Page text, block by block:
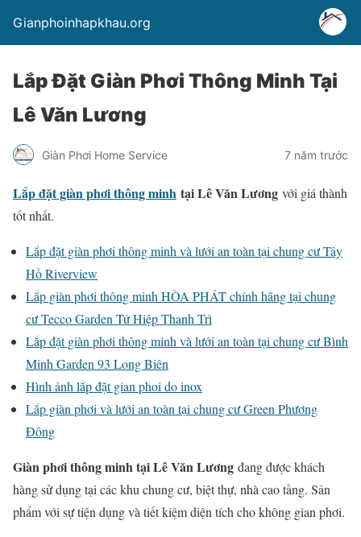
Gianphoinhapkhau.org
Lắp Đặt Giàn Phơi Thông Minh Tại
Lê Văn Lương
Giàn Phơi Home Service 7 năm trước
Lắp đặt giàn phơi thông minh tại Lê Văn Lương với giá thành
tốt nhất.
Lắp đặt giàn phơi thông minh và lưới an toàn tại chung cư Tây
Hồ Riverview
Lắp giàn phơi thông minh HÒA PHÁT chính hãng tại chung
cư Tecco Garden Tứ Hiệp Thanh Trì
Lắp đặt giàn phơi thông minh và lưới an toàn tại chung cư Bình
Minh Garden 93 Long Biên
Hình ảnh lắp đặt gian phoi do inox
Lắp giàn phơi và lưới an toàn tại chung cư Green Phương
Đông
Giàn phơi thông minh tại Lê Văn Lương đang được khách
hàng sử dụng tại các khu chung cư, biệt thự, nhà cao tầng. Sản
phẩm với sự tiện dụng và tiết kiệm diện tích cho không gian phơi.